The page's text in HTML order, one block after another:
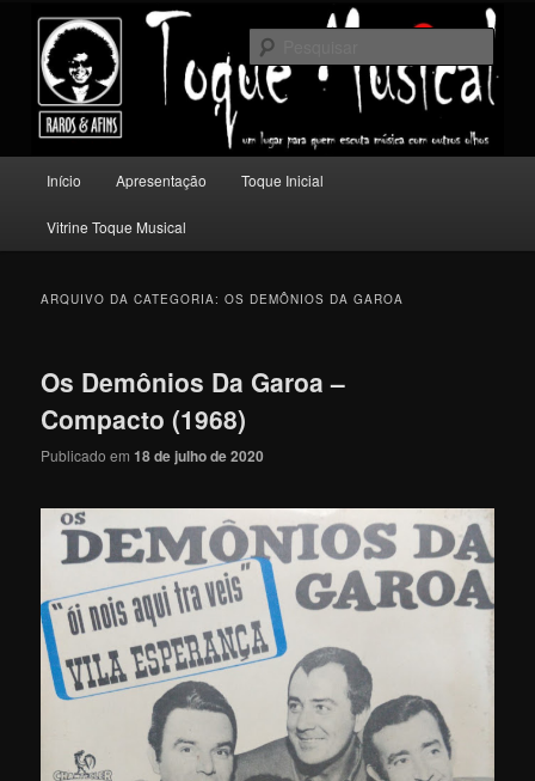
conteúdo
principal
conteúdo
secundário
Toque Musical
Um lugar para quem escuta música com outros olhos.
principal
Início Apresentação Toque Inicial
Vitrine Toque Musical
ARQUIVO DA CATEGORIA:OS DEMÔNIOS DA GAROA
Os Demônios Da Garoa –
Compacto (1968)
Publicado em18 de julho de 2020